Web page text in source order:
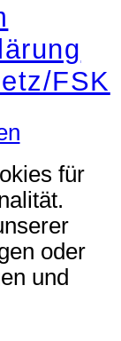
FSK
für
oder
und